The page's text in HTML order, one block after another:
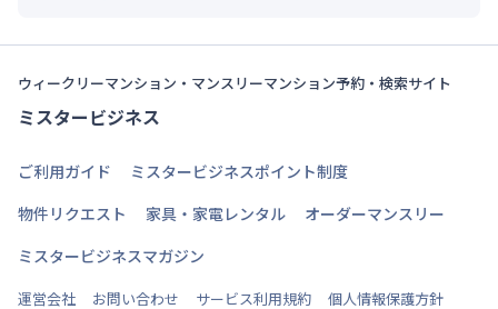
ウィークリーマンション・マンスリーマンション予約・検索サイト
ミスタービジネス
ご利用ガイド
ミスタービジネスポイント制度
物件リクエスト
家具・家電レンタル
オーダーマンスリー
ミスタービジネスマガジン
運営会社 お問い合わせ サービス利用規約 個人情報保護方針